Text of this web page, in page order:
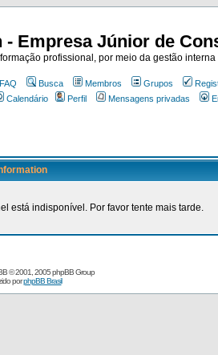
- Empresa Júnior de
profissional, por meio da gestão
FAQ Busca Membros Grupos
Calendário
Perfil Mensagens privadas
está indisponível. Por favor tente mais tarde.
© 2001, 2005 phpBB Group
porphpBB Brasil